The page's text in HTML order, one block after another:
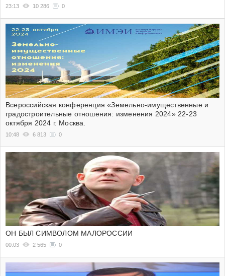
23:13 10 286 0
Всероссийская конференция «Земельно-имущественные и
градостроительные отношения: изменения 2024» 22-23
октября 2024 г. Москва.
10:48 6 813 0
ОН БЫЛ СИМВОЛОМ МАЛОРОССИИ
00:03 2 565 0